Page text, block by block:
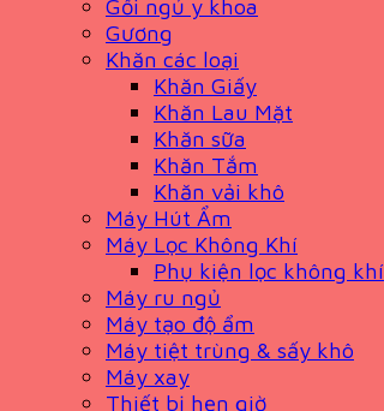
Gối ngủ y khoa
Gương
Khăn các loại
Khăn Giấy
Khăn Lau Mặt
Khăn sữa
Khăn Tắm
Khăn vải khô
Máy Hút Ẩm
Máy Lọc Không Khí
Phụ kiện lọc không khí
Máy ru ngủ
Máy tạo độ ẩm
Máy tiệt trùng & sấy khô
Máy xay
Thiết bị hẹn giờ